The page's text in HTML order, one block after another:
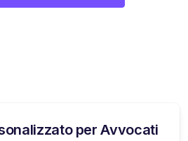
per Avvocati